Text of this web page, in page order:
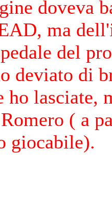
doveva
ma
del
deviato di
ho lasciate,
( a
giocabile).